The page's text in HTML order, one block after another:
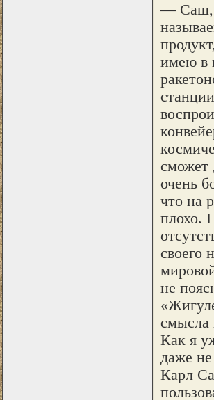
— Саш,
имею в
сможет
очень
что на
плохо.
своего
не
смысла
Как я
даже
Карл